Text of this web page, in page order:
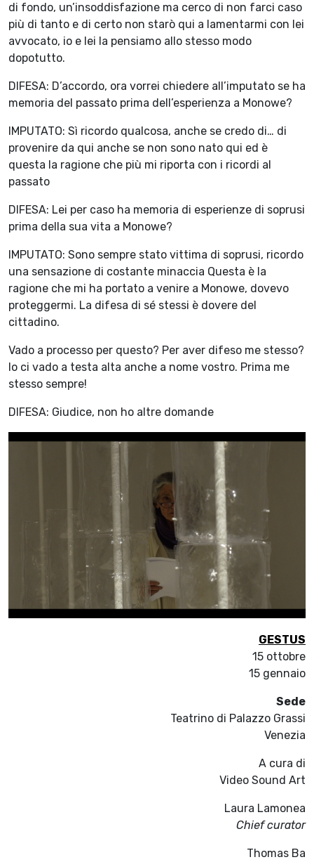
di fondo, un’insoddisfazione ma cerco di non farci caso
più di tanto e di certo non starò qui a lamentarmi con lei
avvocato, io e lei la pensiamo allo stesso modo
dopotutto.
DIFESA: D’accordo, ora vorrei chiedere all’imputato se ha
memoria del passato prima dell’esperienza a Monowe?
IMPUTATO: Sì ricordo qualcosa, anche se credo di… di
provenire da qui anche se non sono nato qui ed è
questa la ragione che più mi riporta con i ricordi al
passato
DIFESA: Lei per caso ha memoria di esperienze di soprusi
prima della sua vita a Monowe?
IMPUTATO: Sono sempre stato vittima di soprusi, ricordo
una sensazione di costante minaccia Questa è la
ragione che mi ha portato a venire a Monowe, dovevo
proteggermi. La difesa di sé stessi è dovere del
cittadino.
Vado a processo per questo? Per aver difeso me stesso?
Io ci vado a testa alta anche a nome vostro. Prima me
stesso sempre!
DIFESA: Giudice, non ho altre domande
GESTUS
15 ottobre
15 gennaio
Sede
Teatrino di Palazzo Grassi
Venezia
A cura di
Video Sound Art
Laura Lamonea
Chief curator
Thomas Ba